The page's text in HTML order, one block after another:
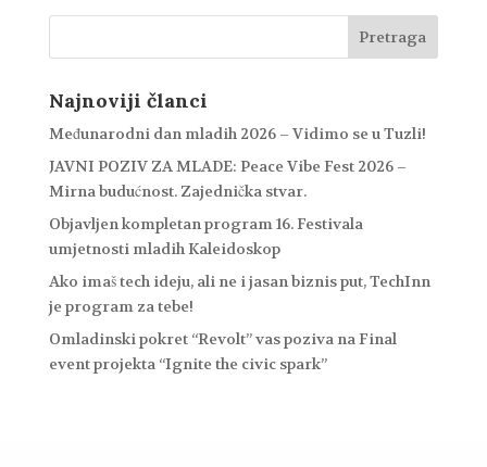
Najnoviji članci
Međunarodni dan mladih 2026 – Vidimo se u Tuzli!
JAVNI POZIV ZA MLADE: Peace Vibe Fest 2026 –
Mirna budućnost. Zajednička stvar.
Objavljen kompletan program 16. Festivala
umjetnosti mladih Kaleidoskop
Ako imaš tech ideju, ali ne i jasan biznis put, TechInn
je program za tebe!
Omladinski pokret “Revolt” vas poziva na Final
event projekta “Ignite the civic spark”